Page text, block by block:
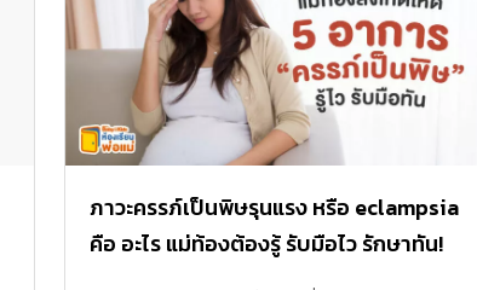
ภาวะครรภ์เป็นพิษรุนแรง หรือ eclampsia
คือ อะไร แม่ท้องต้องรู้ รับมือไว รักษาทัน!